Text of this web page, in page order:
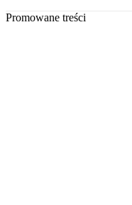
Promowane treści